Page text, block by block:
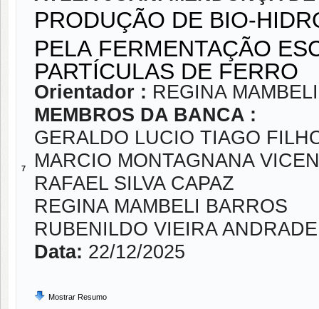
7
PRODUÇÃO DE BIO-
PELA FERMENTAÇÃO
PARTÍCULAS DE FERRO
Orientador : REGINA
MEMBROS DA BANCA :
GERALDO LUCIO TIAGO
MARCIO MONTAGNANA
RAFAEL SILVA CAPAZ
REGINA MAMBELI BARROS
RUBENILDO VIEIRA ANDRADE
Data: 22/12/2025
Mostrar Resumo